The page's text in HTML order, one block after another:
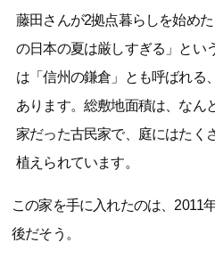
藤田さんが2拠点暮らしを始め
の日本の夏は厳しすぎる」とい
は「信州の鎌倉」とも呼ばれる
あります。総敷地面積は、な
家だった古民家で、庭にはたく
植えられています。
この家を手に入れたのは、2011
後だそう。